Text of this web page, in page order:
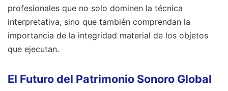
profesionales que no solo dominen la técnica
interpretativa, sino que también comprendan la
importancia de la integridad material de los objetos
que ejecutan.
El Futuro del Patrimonio Sonoro Global